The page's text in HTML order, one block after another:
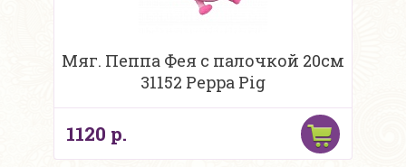
Мяг. Пеппа Фея с палочкой 20см
31152 Peppa Pig
1120 р.